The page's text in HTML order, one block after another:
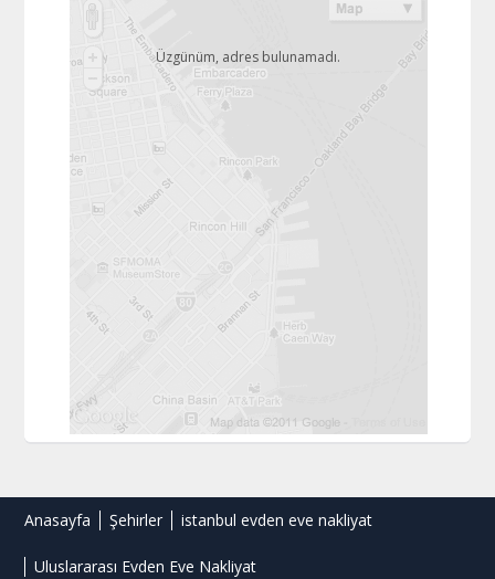
Üzgünüm, adres bulunamadı.
Anasayfa Şehirler istanbul evden eve nakliyat
Uluslararası Evden Eve Nakliyat